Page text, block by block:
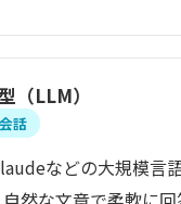
（LLM）
話
などの大規模言